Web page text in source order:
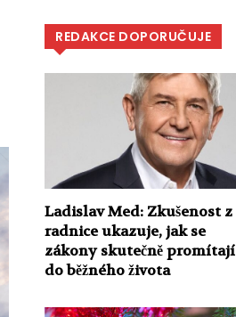
REDAKCE DOPORUČUJE
Ladislav Med: Zkušenost z
radnice ukazuje, jak se
zákony skutečně promítají
do běžného života